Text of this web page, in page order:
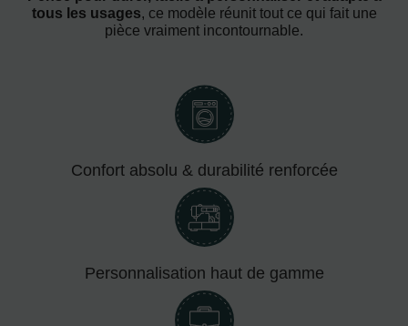
tous les usages, ce modèle réunit tout ce qui fait une
pièce vraiment incontournable.
Confort absolu & durabilité renforcée
Personnalisation haut de gamme